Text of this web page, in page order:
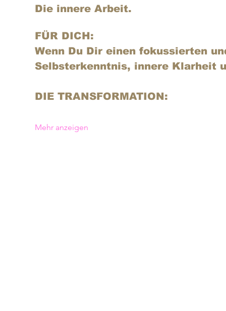
Die innere Arbeit.
FÜR DICH:
Wenn Du Dir einen fokussierten
Selbsterkenntnis, innere Klarheit
DIE TRANSFORMATION:
Mehr anzeigen